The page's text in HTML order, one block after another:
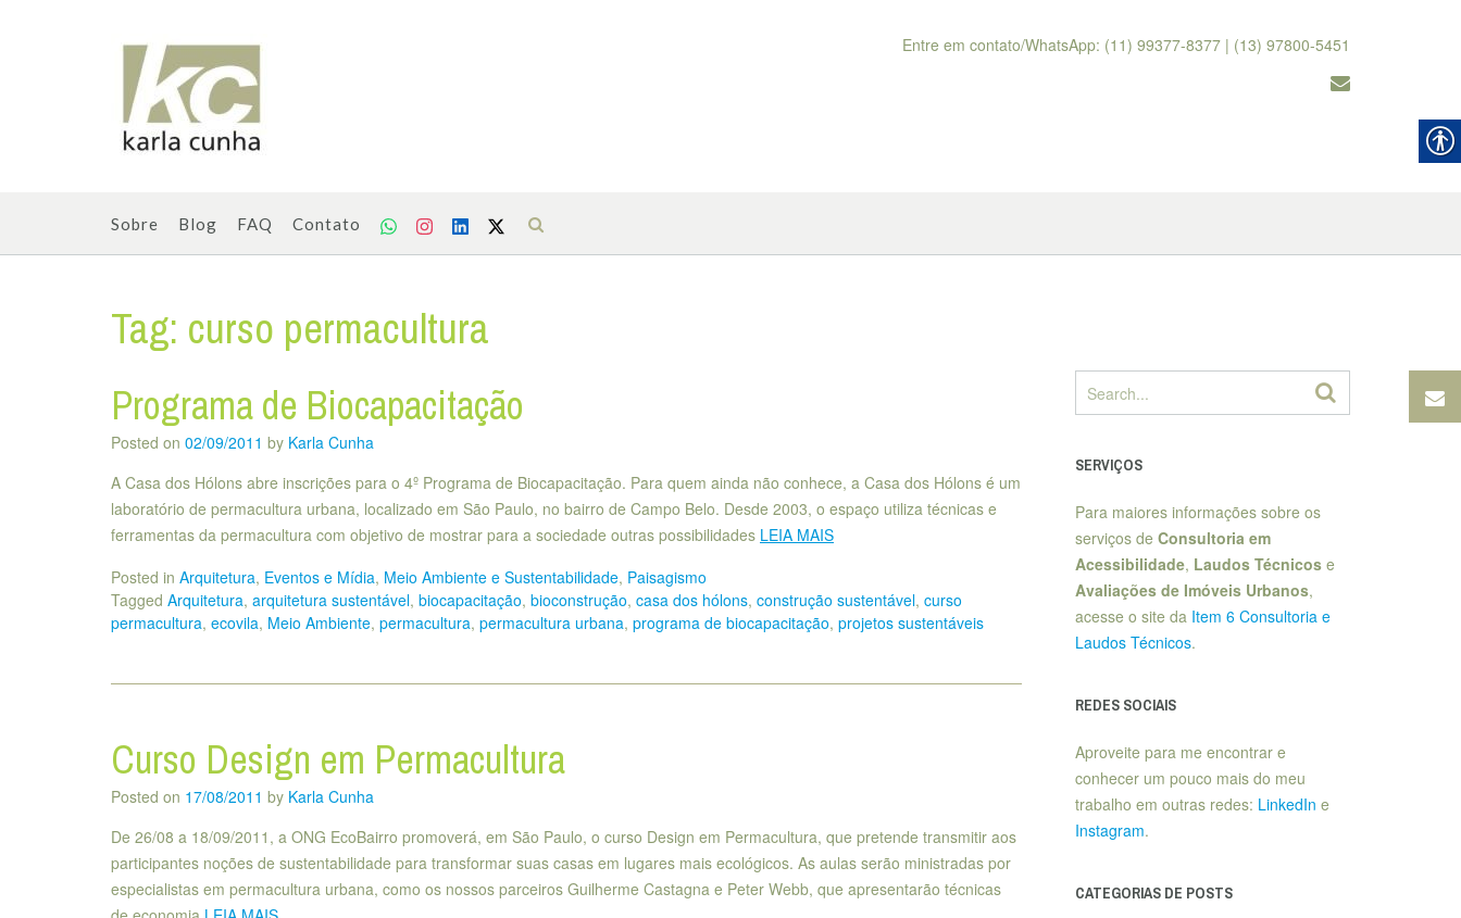
Entre em contato/WhatsApp: (11) 99377-8377 | (13) 97800-5451
Sobre Blog FAQ Contato
Tag: curso permacultura
Programa de Biocapacitação
Posted on 02/09/2011 by Karla Cunha
A Casa dos Hólons abre inscrições para o 4º Programa de Biocapacitação. Para quem ainda não conhece, a Casa dos Hólons é um
laboratório de permacultura urbana, localizado em São Paulo, no bairro de Campo Belo. Desde 2003, o espaço utiliza técnicas e
ferramentas da permacultura com objetivo de mostrar para a sociedade outras possibilidades LEIA MAIS
Posted in Arquitetura, Eventos e Mídia, Meio Ambiente e Sustentabilidade, Paisagismo
Tagged Arquitetura, arquitetura sustentável, biocapacitação, bioconstrução, casa dos hólons, construção sustentável, curso
permacultura, ecovila, Meio Ambiente, permacultura, permacultura urbana, programa de biocapacitação, projetos sustentáveis
Curso Design em Permacultura
Posted on 17/08/2011 by Karla Cunha
De 26/08 a 18/09/2011, a ONG EcoBairro promoverá, em São Paulo, o curso Design em Permacultura, que pretende transmitir aos
participantes noções de sustentabilidade para transformar suas casas em lugares mais ecológicos. As aulas serão ministradas por
especialistas em permacultura urbana, como os nossos parceiros Guilherme Castagna e Peter Webb, que apresentarão técnicas
SERVIÇOS
Para maiores informações sobre os
serviços de Consultoria em
Acessibilidade, Laudos Técnicose
Avaliações de Imóveis Urbanos,
acesse o site da Item 6 Consultoria e
Laudos Técnicos.
REDES SOCIAIS
Aproveite para me encontrar e
conhecer um pouco mais do meu
trabalho em outras redes: LinkedIn e
Instagram.
CATEGORIAS DE POSTS